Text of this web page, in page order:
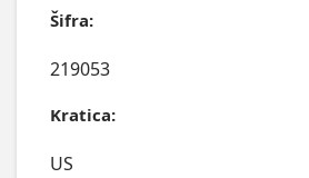
Šifra:
219053
Kratica:
US